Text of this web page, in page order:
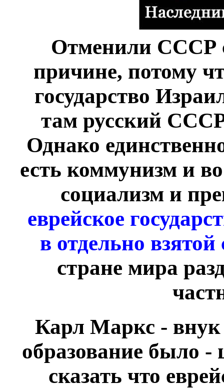
Отменили СССР
причине, потому
государство
там русский
Однако
есть коммунизм и
социализм и
еврейское
в отдельно взятой
стране мира
Карл Маркс - внук
образование было
сказать что